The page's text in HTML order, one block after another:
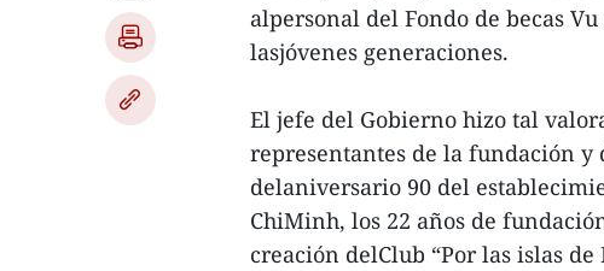
alpersonal del Fondo de becas
lasjóvenes generaciones.
El jefe del Gobierno hizo tal
representantes de la fundación y
delaniversario 90 del
ChiMinh, los 22 años de
creación delClub “Por las islas de